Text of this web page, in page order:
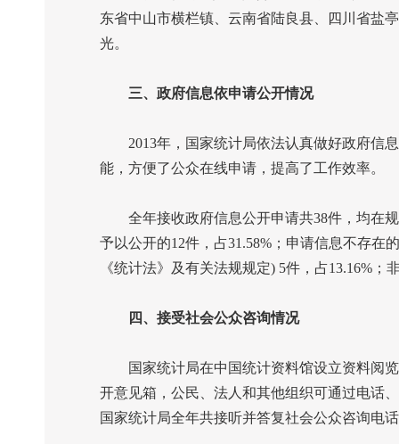
东省中山市横栏镇、云南省陆良县、四川省盐
光。
三、政府信息依申请公开情况
2013年，国家统计局依法认真做好政府信
能，方便了公众在线申请，提高了工作效率。
全年接收政府信息公开申请共38件，均在
予以公开的12件，占31.58% ；申请信息不存在的
《统计法》及有关法规规定) 5件，占13.16% ；
四、接受社会公众咨询情况
国家统计局在中国统计资料馆设立资料阅览
开意见箱，公民、法人和其他组织可通过电话
国家统计局全年共接听并答复社会公众咨询电话